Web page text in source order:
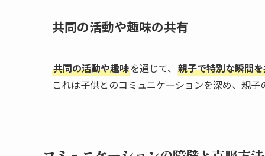
共同の活動や趣味の共有
共同の活動や趣味を通じて、 親子で特別な瞬間
これは子供とのコミュニケーションを深め、親